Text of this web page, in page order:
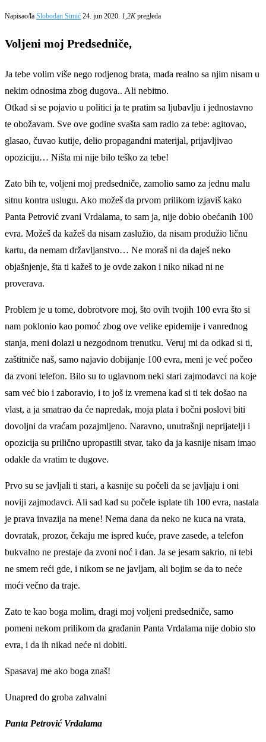
Napisao/la Slobodan Simić 24. jun 2020. 1,2Kpregleda
Voljeni moj Predsedniče,
Ja tebe volim više nego rodjenog brata, mada realno sa njim nisam u
nekim odnosima zbog dugova.. Ali nebitno.
Otkad si se pojavio u politici ja te pratim sa ljubavlju i jednostavno
te obožavam. Sve ove godine svašta sam radio za tebe: agitovao,
glasao, čuvao kutije, delio propagandni materijal, prijavljivao
opoziciju… Ništa mi nije bilo teško za tebe!
Zato bih te, voljeni moj predsedniče, zamolio samo za jednu malu
sitnu kontra uslugu. Ako možeš da prvom prilikom izjaviš kako
Panta Petrović zvani Vrdalama, to sam ja, nije dobio obećanih 100
evra. Možeš da kažeš da nisam zaslužio, da nisam produžio ličnu
kartu, da nemam državljanstvo… Ne moraš ni da daješ neko
objašnjenje, šta ti kažeš to je ovde zakon i niko nikad ni ne
proverava.
Problem je u tome, dobrotvore moj, što ovih tvojih 100 evra što si
nam poklonio kao pomoć zbog ove velike epidemije i vanrednog
stanja, meni dolazi u nezgodnom trenutku. Veruj mi da odkad si ti,
zaštitniče naš, samo najavio dobijanje 100 evra, meni je već počeo
da zvoni telefon. Bilo su to uglavnom neki stari zajmodavci na koje
sam već bio i zaboravio, i to još iz vremena kad si ti tek došao na
vlast, a ja smatrao da će napredak, moja plata i bočni poslovi biti
dovoljni da vraćam pozajmljeno. Naravno, unutrašnji neprijatelji i
opozicija su prilično upropastili stvar, tako da ja kasnije nisam imao
odakle da vratim te dugove.
Prvo su se javljali ti stari, a kasnije su počeli da se javljaju i oni
noviji zajmodavci. Ali sad kad su počele isplate tih 100 evra, nastala
je prava invazija na mene! Nema dana da neko ne kuca na vrata,
dovratak, prozor, čekaju me ispred kuće, prave zasede, a telefon
bukvalno ne prestaje da zvoni noć i dan. Ja se jesam sakrio, ni tebi
ne smem reći gde, i nikom se ne javljam, ali bojim se da to neće
moći večno da traje.
Zato te kao boga molim, dragi moj voljeni predsedniče, samo
pomeni nekom prilikom da građanin Panta Vrdalama nije dobio sto
evra, i da ih nikad neće ni dobiti.
Spasavaj me ako boga znaš!
Unapred do groba zahvalni
Panta Petrović Vrdalama